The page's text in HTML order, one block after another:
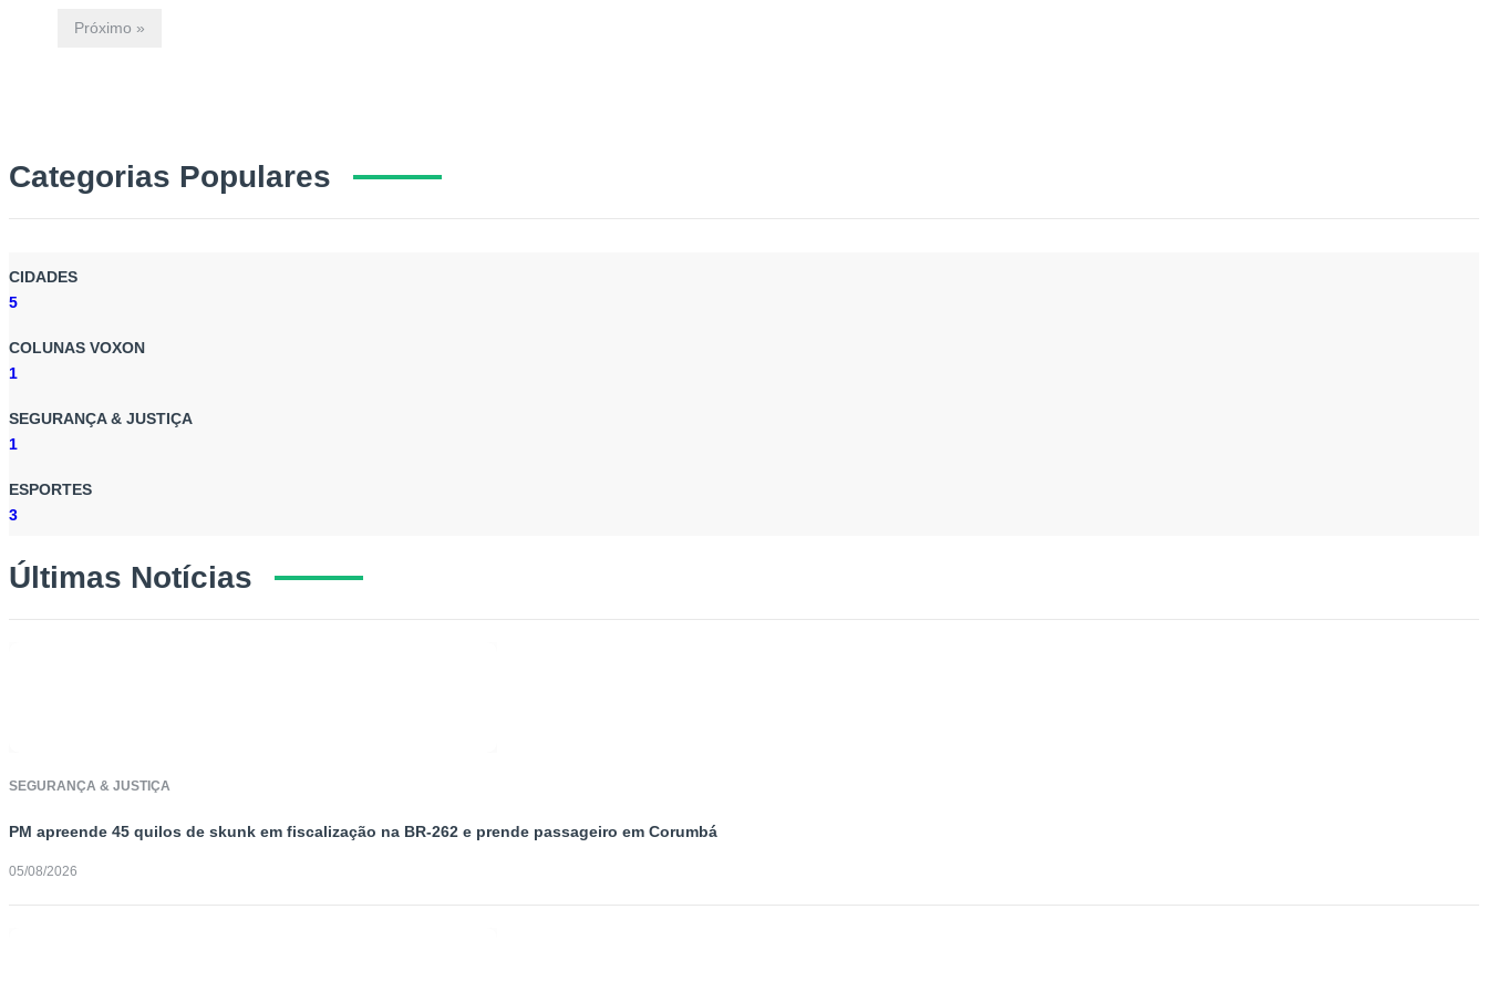
Próximo »
Categorias Populares
CIDADES
5
COLUNAS VOXON
1
SEGURANÇA & JUSTIÇA
1
ESPORTES
3
Últimas Notícias
SEGURANÇA & JUSTIÇA
PM apreende 45 quilos de skunk em fiscalização na BR-262 e prende passageiro em Corumbá
05/08/2026